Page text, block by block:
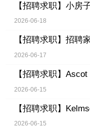
【招聘求职】 小房
2026-06-18
【招聘求职】 招聘
2026-06-17
【招聘求职】 Ascot
2026-06-15
【招聘求职】
2026-06-15